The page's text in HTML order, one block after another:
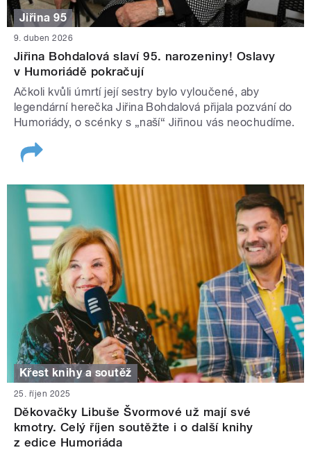
Jiřina 95
9. duben 2026
Jiřina Bohdalová slaví 95. narozeniny! Oslavy
v Humoriádě pokračují
Ačkoli kvůli úmrtí její sestry bylo vyloučené, aby
legendární herečka Jiřina Bohdalová přijala pozvání do
Humoriády, o scénky s „naší“ Jiřinou vás neochudíme.
Křest knihy a soutěž
25. říjen 2025
Děkovačky Libuše Švormové už mají své
kmotry. Celý říjen soutěžte i o další knihy
z edice Humoriáda